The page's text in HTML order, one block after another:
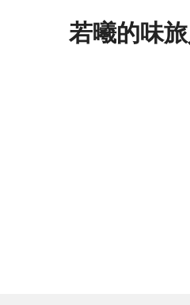
若曦的味